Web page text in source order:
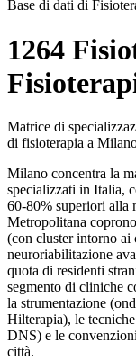
Base di dati di
1264
Matrice di
di fisioterapia a
Milano concentra la
specializzati in Italia,
60-80% superiori alla
Metropolitana
(con cluster intorno
neuroriabilitazione
quota di residenti
segmento di cliniche
la strumentazione
Hilterapia), le
DNS) e le
città.